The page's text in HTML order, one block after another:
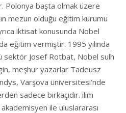
Polonya başta olmak üzere
mezun olduğu eğitim kurumu
iktisat konusunda Nobel
eğitim vermiştir. 1995 yılında
sektör Josef Rotbat, Nobel sulh
meşhur yazarlar Tadeusz
Varşova üniversitesi’nde
sadece birkaçıdır. ilim
akademisyen ile uluslararası